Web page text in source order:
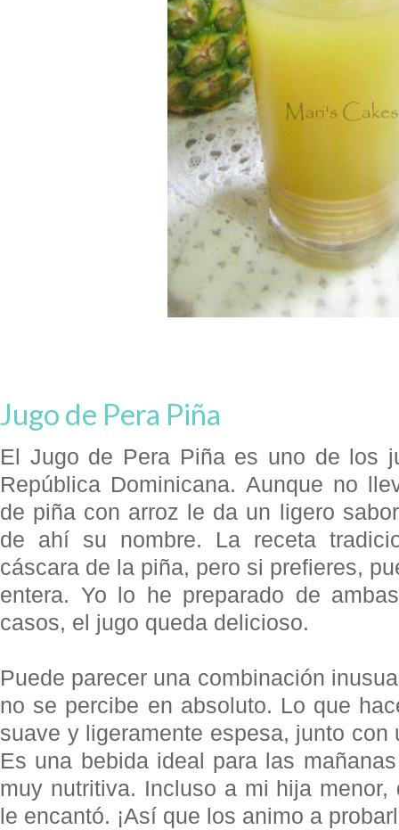
Jugo de Pera Piña
El Jugo de Pera Piña es uno de los
República Dominicana. Aunque no
de piña con arroz le da un ligero
de ahí su nombre. La receta
cáscara de la piña, pero si prefieres,
entera. Yo lo he preparado de
casos, el jugo queda delicioso.
Puede parecer una combinación
no se percibe en absoluto. Lo que
suave y ligeramente espesa, junto
Es una bebida ideal para las
muy nutritiva. Incluso a mi hija menor,
le encantó. ¡Así que los animo a